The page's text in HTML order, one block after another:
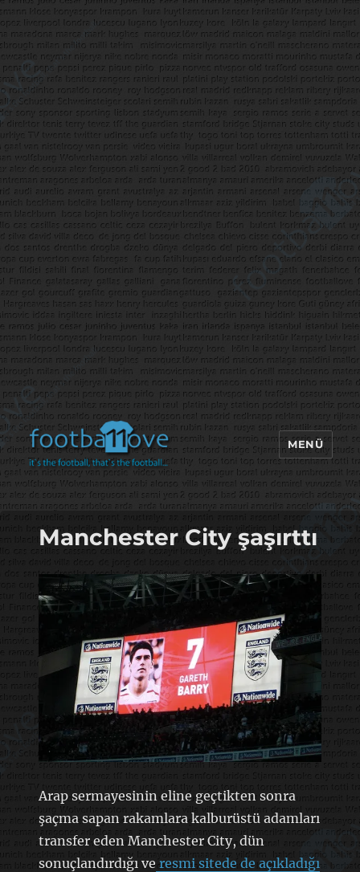
footbaLLove
MENÜ
Manchester City şaşırttı
Arap sermayesinin eline geçtikten sonra
şaçma sapan rakamlara kalburüstü adamları
transfer eden Manchester City, dün
sonuçlandırdığı ve resmi sitede de açıkladığı